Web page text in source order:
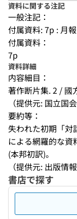
資料に関する注記
一般注記：
付属資料: 7p : 月
付属資料：
7p
資料詳細
内容細目：
著作断片集. 2 / 國
（提供元: 国立国
要約等：
失われた初期「対
による網羅的な
(本邦初訳)。
（提供元: 出版情
書店で探す